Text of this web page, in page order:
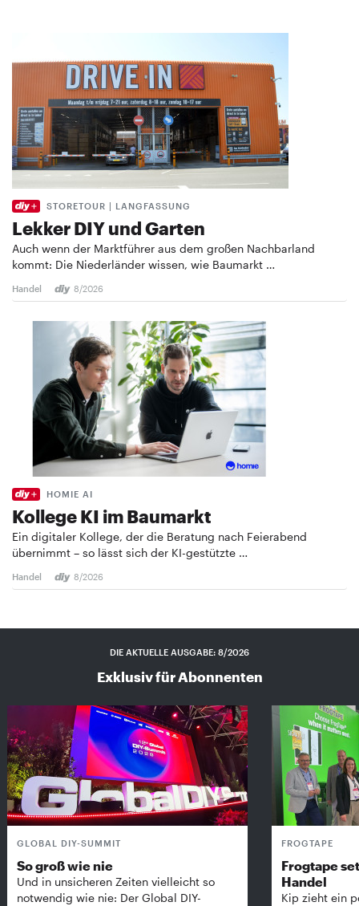
STORETOUR | LANGFASSUNG
Lekker DIY und Garten
Auch wenn der Marktführer aus dem großen Nachbarland
kommt: Die Niederländer wissen, wie Baumarkt …
Handel 8/2026
HOMIE AI
Kollege KI im Baumarkt
Ein digitaler Kollege, der die Beratung nach Feierabend
übernimmt – so lässt sich der KI-gestützte …
Handel 8/2026
DIE AKTUELLE AUSGABE: 8/2026
Exklusiv für Abonnenten
GLOBAL DIY-SUMMIT
So groß wie nie
Und in unsicheren Zeiten vielleicht so
notwendig wie nie: Der Global DIY-
FROGTAPE
Frogtape
Handel
Kip zieht ein